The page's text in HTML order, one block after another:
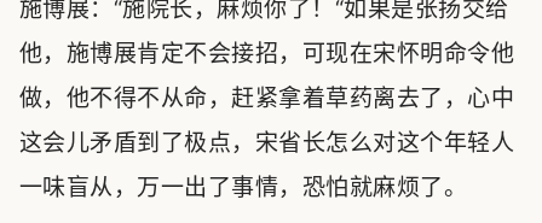
施博展：“施院长，麻烦你了！“如果是张扬交给
他，施博展肯定不会接招，可现在宋怀明命令他
做，他不得不从命，赶紧拿着草药离去了，心中
这会儿矛盾到了极点，宋省长怎么对这个年轻人
一味盲从，万一出了事情，恐怕就麻烦了。